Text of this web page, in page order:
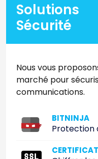
Solutions
Sécurité
Nous vous
marché pour
communications.
BITNINJA
Protection